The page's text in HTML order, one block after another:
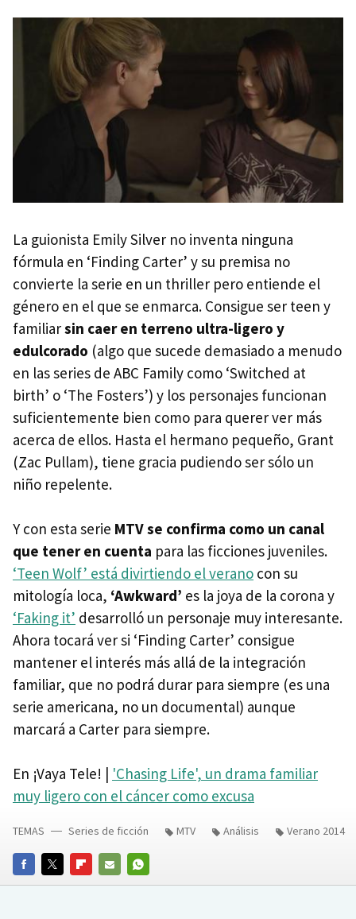
La guionista Emily Silver no inventa ninguna
fórmula en ‘Finding Carter’ y su premisa no
convierte la serie en un thriller pero entiende el
género en el que se enmarca. Consigue ser teen y
familiarsin caer en terreno ultra-ligero y
edulcorado (algo que sucede demasiado a menudo
en las series de ABC Family como ‘Switched at
birth’ o ‘The Fosters’) y los personajes funcionan
suficientemente bien como para querer ver más
acerca de ellos. Hasta el hermano pequeño, Grant
(Zac Pullam), tiene gracia pudiendo ser sólo un
niño repelente.
Y con esta serie MTV se confirma como un canal
que tener en cuenta para las ficciones juveniles.
‘Teen Wolf’ está divirtiendo el verano con su
mitología loca, ‘Awkward’ es la joya de la corona y
‘Faking it’ desarrolló un personaje muy interesante.
Ahora tocará ver si ‘Finding Carter’ consigue
mantener el interés más allá de la integración
familiar, que no podrá durar para siempre (es una
serie americana, no un documental) aunque
marcará a Carter para siempre.
En ¡Vaya Tele! | 'Chasing Life', un drama familiar
muy ligero con el cáncer como excusa
FACEBOOKTWITTERFLIPBOARD
E-
WHATSAPP
TEMAS Series de ficción MTV Análisis Verano 2014